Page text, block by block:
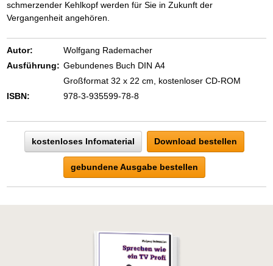
schmerzender Kehlkopf werden für Sie in Zukunft der
Vergangenheit angehören.
Autor:
Wolfgang Rademacher
Ausführung: Gebundenes Buch DIN A4
Großformat 32 x 22 cm, kostenloser CD-ROM
ISBN:
978-3-935599-78-8
kostenloses Infomaterial Download bestellen
gebundene Ausgabe bestellen